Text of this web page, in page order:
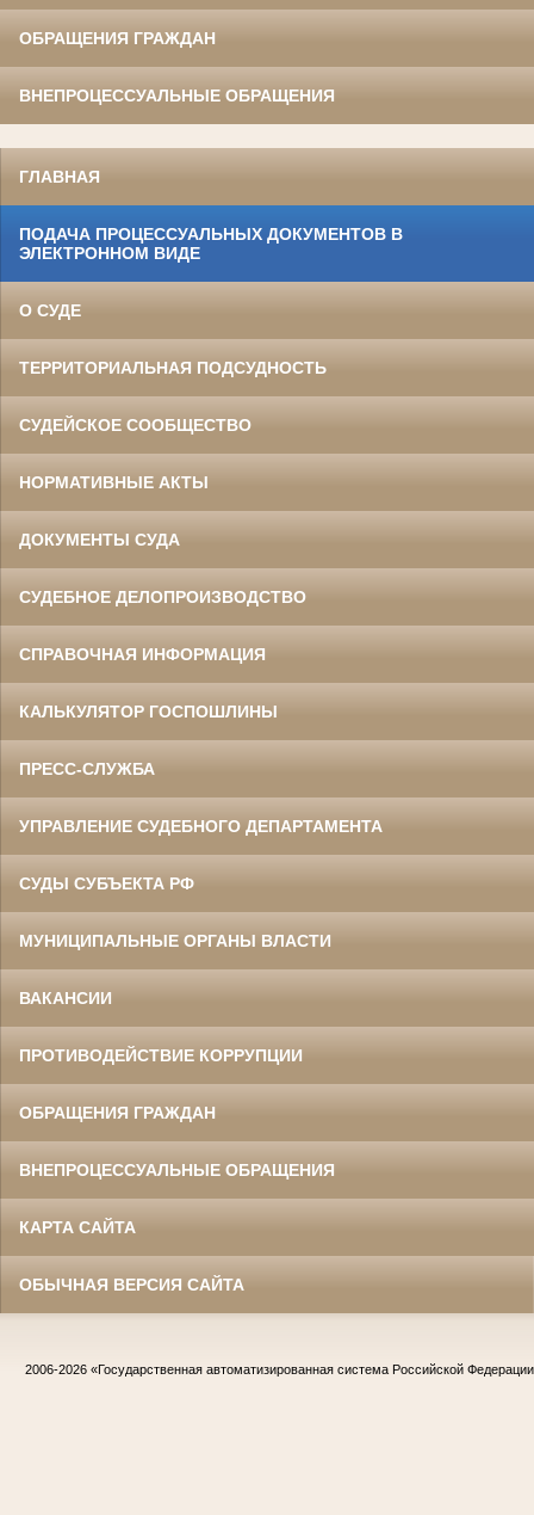
ОБРАЩЕНИЯ ГРАЖДАН
ВНЕПРОЦЕССУАЛЬНЫЕ ОБРАЩЕНИЯ
ГЛАВНАЯ
ПОДАЧА ПРОЦЕССУАЛЬНЫХ ДОКУМЕНТОВ В
ЭЛЕКТРОННОМ ВИДЕ
О СУДЕ
ТЕРРИТОРИАЛЬНАЯ ПОДСУДНОСТЬ
СУДЕЙСКОЕ СООБЩЕСТВО
НОРМАТИВНЫЕ АКТЫ
ДОКУМЕНТЫ СУДА
СУДЕБНОЕ ДЕЛОПРОИЗВОДСТВО
СПРАВОЧНАЯ ИНФОРМАЦИЯ
КАЛЬКУЛЯТОР ГОСПОШЛИНЫ
ПРЕСС-СЛУЖБА
УПРАВЛЕНИЕ СУДЕБНОГО ДЕПАРТАМЕНТА
СУДЫ СУБЪЕКТА РФ
МУНИЦИПАЛЬНЫЕ ОРГАНЫ ВЛАСТИ
ВАКАНСИИ
ПРОТИВОДЕЙСТВИЕ КОРРУПЦИИ
ОБРАЩЕНИЯ ГРАЖДАН
ВНЕПРОЦЕССУАЛЬНЫЕ ОБРАЩЕНИЯ
КАРТА САЙТА
ОБЫЧНАЯ ВЕРСИЯ САЙТА
2006-2026 «Государственная автоматизированная система Российской